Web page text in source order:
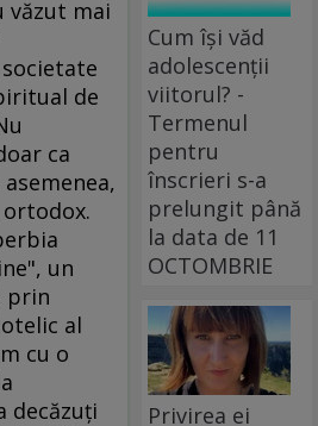
văzut mai
de
ca
un
prin
al
cu o
decăzuţi
Cum își văd
adolescenții
viitorul? -
Termenul
pentru
înscrieri s-a
prelungit până
la data de 11
OCTOMBRIE
Privirea ei